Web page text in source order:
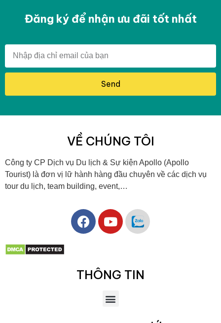
Đăng ký để nhận ưu đãi tốt nhất
Send
VỀ CHÚNG TÔI
Công ty CP Dịch vụ Du lịch & Sự kiện Apollo (Apollo
Tourist) là đơn vị lữ hành hàng đầu chuyên về các dịch vụ
tour du lịch, team building, event,…
THÔNG TIN